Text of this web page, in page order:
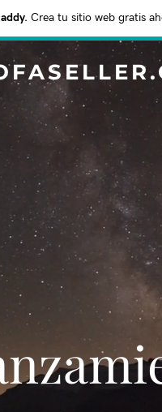
Crea tu sitio web gratis